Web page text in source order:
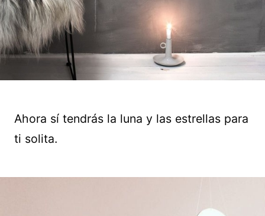
Ahora sí tendrás la luna y las estrellas para
ti solita.